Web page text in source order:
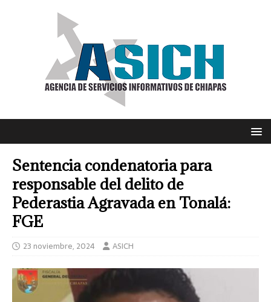
Sentencia condenatoria para
responsable del delito de
Pederastia Agravada en Tonalá:
FGE
23 noviembre, 2024 ASICH